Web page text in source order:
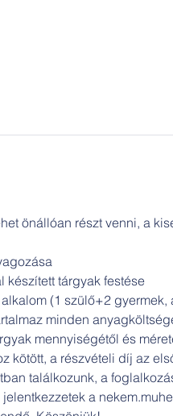
önállóan részt venni, a
készített tárgyak festése
(1 szülő+2
minden
mennyiségétől és
kötött, a részvételi díj az
találkozunk, a
a